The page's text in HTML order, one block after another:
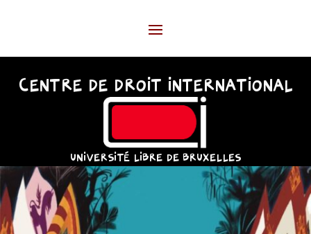
CENTRE DE DROIT INTERNATIONAL
UNIVERSITÉ LIBRE DE BRUXELLES